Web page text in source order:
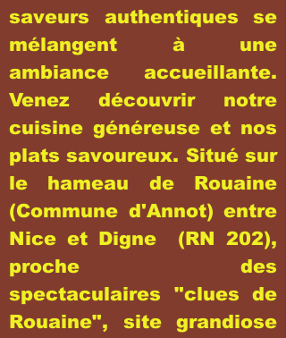
saveurs authentiques se
mélangent à une
ambiance accueillante.
Venez découvrir notre
cuisine généreuse et nos
plats savoureux. Situé sur
le hameau de Rouaine
(Commune d'Annot) entre
Nice et Digne (RN 202),
proche des
spectaculaires "clues de
Rouaine", site grandiose